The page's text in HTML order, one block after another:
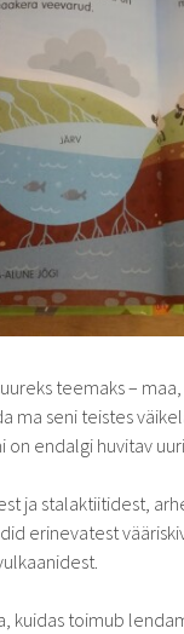
teemaks –
ma seni teistes
endalgi huvitav
ja stalaktiitidest,
erinevatest
kuidas toimub